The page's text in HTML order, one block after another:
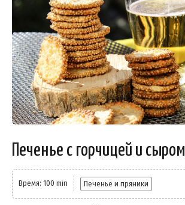
Печенье с горчицей и сыром
Время: 100 min Печенье и пряники